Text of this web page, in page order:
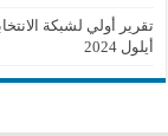
تقرير أولي لشبكة
أيلول 2024